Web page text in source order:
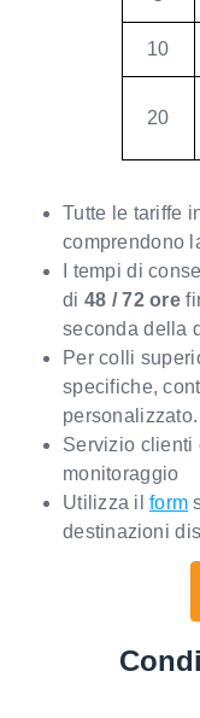
10
20
Tutte le tariffe
comprendono
I tempi di
di 48 / 72 ore
seconda della
Per colli
specifiche,
personalizzato.
Servizio clienti
monitoraggio
Utilizza il form
destinazioni